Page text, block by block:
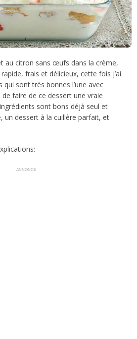
au citron sans œufs dans la crème,
frais et délicieux, cette fois j’ai
qui sont très bonnes l’une avec
de faire de ce dessert une vraie
sont bons déjà seul et
un dessert à la cuillère parfait, et
ANNONCE